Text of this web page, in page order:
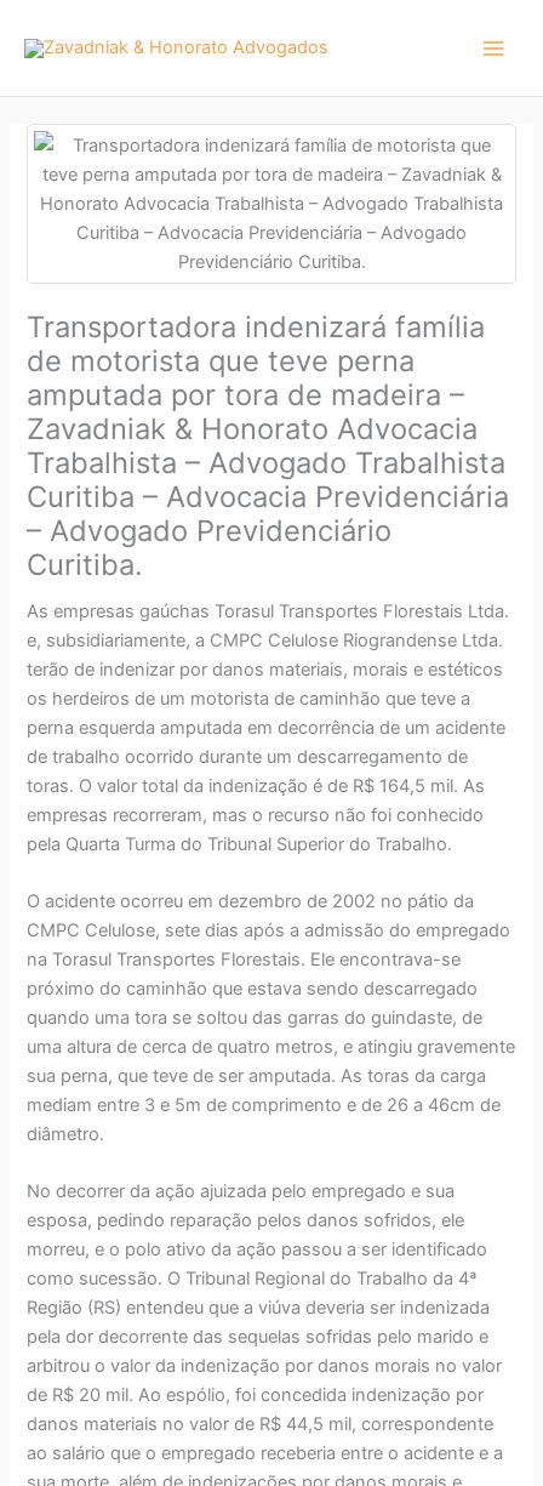
para
conteúdo
Transportadora indenizará família
de motorista que teve perna
amputada por tora de madeira –
Zavadniak & Honorato Advocacia
Trabalhista – Advogado Trabalhista
Curitiba – Advocacia Previdenciária
– Advogado Previdenciário
Curitiba.
As empresas gaúchas Torasul Transportes Florestais Ltda.
e, subsidiariamente, a CMPC Celulose Riograndense Ltda.
terão de indenizar por danos materiais, morais e estéticos
os herdeiros de um motorista de caminhão que teve a
perna esquerda amputada em decorrência de um acidente
de trabalho ocorrido durante um descarregamento de
toras. O valor total da indenização é de R$ 164,5 mil. As
empresas recorreram, mas o recurso não foi conhecido
pela Quarta Turma do Tribunal Superior do Trabalho.
O acidente ocorreu em dezembro de 2002 no pátio da
CMPC Celulose, sete dias após a admissão do empregado
na Torasul Transportes Florestais. Ele encontrava-se
próximo do caminhão que estava sendo descarregado
quando uma tora se soltou das garras do guindaste, de
uma altura de cerca de quatro metros, e atingiu gravemente
sua perna, que teve de ser amputada. As toras da carga
mediam entre 3 e 5m de comprimento e de 26 a 46cm de
diâmetro.
No decorrer da ação ajuizada pelo empregado e sua
esposa, pedindo reparação pelos danos sofridos, ele
morreu, e o polo ativo da ação passou a ser identificado
como sucessão. O Tribunal Regional do Trabalho da 4ª
Região (RS) entendeu que a viúva deveria ser indenizada
pela dor decorrente das sequelas sofridas pelo marido e
arbitrou o valor da indenização por danos morais no valor
de R$ 20 mil. Ao espólio, foi concedida indenização por
danos materiais no valor de R$ 44,5 mil, correspondente
ao salário que o empregado receberia entre o acidente e a